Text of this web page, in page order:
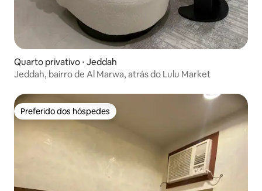
Quarto privativo ⋅ Jeddah
Jeddah, bairro de Al Marwa, atrás do Lulu Market
Preferido dos hóspedes
Preferido dos hóspedes